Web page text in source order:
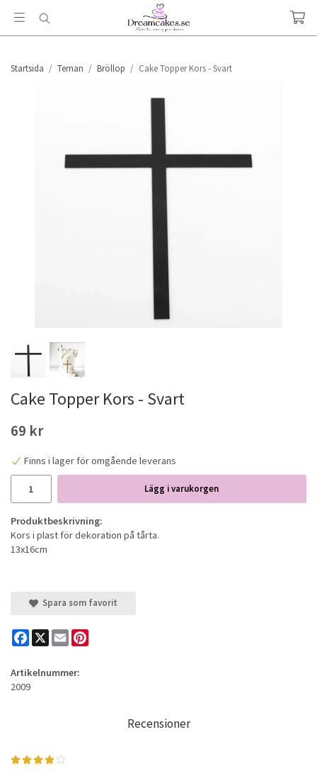
Startsida / Teman / Bröllop / Cake Topper Kors - Svart
Cake Topper Kors - Svart
69 kr
Finns i lager för omgående leverans
Lägg i varukorgen
Produktbeskrivning:
Kors i plast för dekoration på tårta.
13x16cm
Spara som favorit
Facebook
X Email
Artikelnummer:
2009
Recensioner